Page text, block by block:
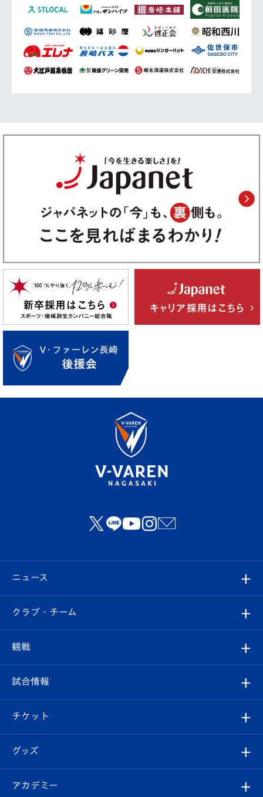
ニュース
すべて
クラブ
試合情報
チケット
イベント
クラブ・チーム
クラブ概要
エンブレム紹介
スタッフプロフィール
観戦
観戦ルール
はじめての観戦ガイド
Revive Team
試合情報
試合日程/結果
フォトギャラリー
チケット
チケット
グッズ
オンラインショップ
アカデミー